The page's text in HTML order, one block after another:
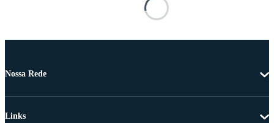
Nossa Rede
Links